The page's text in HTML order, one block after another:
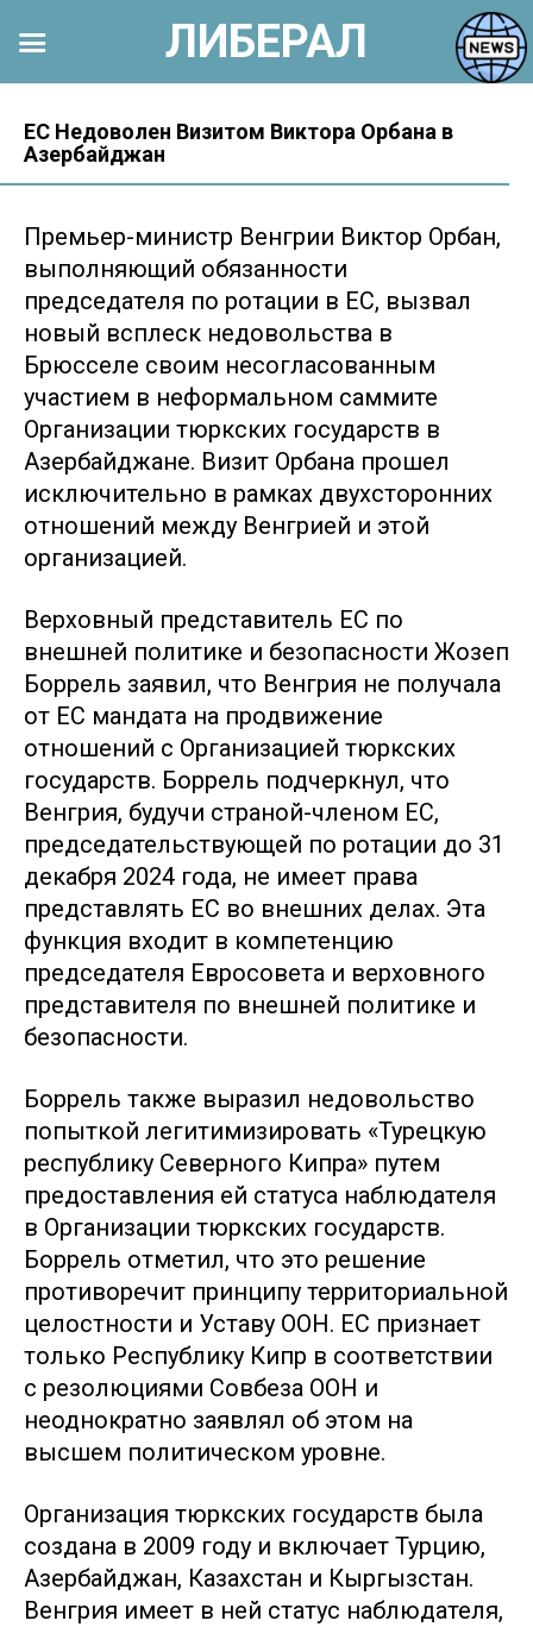
контенту
ЕС Недоволен Визитом Виктора Орбана в
Азербайджан
Премьер-министр Венгрии Виктор Орбан,
выполняющий обязанности
председателя по ротации в ЕС, вызвал
новый всплеск недовольства в
Брюсселе своим несогласованным
участием в неформальном саммите
Организации тюркских государств в
Азербайджане. Визит Орбана прошел
исключительно в рамках двухсторонних
отношений между Венгрией и этой
организацией.
Верховный представитель ЕС по
внешней политике и безопасности Жозеп
Боррель заявил, что Венгрия не получала
от ЕС мандата на продвижение
отношений с Организацией тюркских
государств. Боррель подчеркнул, что
Венгрия, будучи страной-членом ЕС,
председательствующей по ротации до 31
декабря 2024 года, не имеет права
представлять ЕС во внешних делах. Эта
функция входит в компетенцию
председателя Евросовета и верховного
представителя по внешней политике и
безопасности.
Боррель также выразил недовольство
попыткой легитимизировать «Турецкую
республику Северного Кипра» путем
предоставления ей статуса наблюдателя
в Организации тюркских государств.
Боррель отметил, что это решение
противоречит принципу территориальной
целостности и Уставу ООН. ЕС признает
только Республику Кипр в соответствии
с резолюциями Совбеза ООН и
неоднократно заявлял об этом на
высшем политическом уровне.
Организация тюркских государств была
создана в 2009 году и включает Турцию,
Азербайджан, Казахстан и Кыргызстан.
Венгрия имеет в ней статус наблюдателя,
ЛИБЕРАЛ